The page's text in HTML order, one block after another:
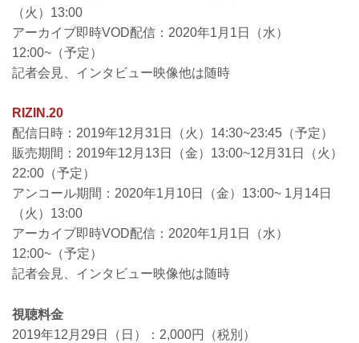
（火）13:00
アーカイブ即時VOD配信：2020年1月1日（水）
12:00~（予定）
記者会見、インタビュー映像他は随時
RIZIN.20
配信日時：2019年12月31日（火）14:30~23:45（予定）
販売期間：2019年12月13日（金）13:00~12月31日（火）
22:00（予定）
アンコール期間：2020年1月10日（金）13:00~ 1月14日
（火）13:00
アーカイブ即時VOD配信：2020年1月1日（水）
12:00~（予定）
記者会見、インタビュー映像他は随時
視聴料金
2019年12月29日（日）：2,000円（税別）